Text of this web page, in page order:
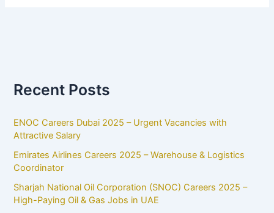
Recent Posts
ENOC Careers Dubai 2025 – Urgent Vacancies with
Attractive Salary
Emirates Airlines Careers 2025 – Warehouse & Logistics
Coordinator
Sharjah National Oil Corporation (SNOC) Careers 2025 –
High-Paying Oil & Gas Jobs in UAE